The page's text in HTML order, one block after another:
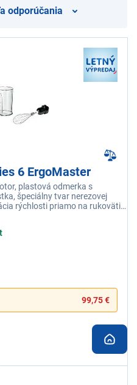
odporúčania
6 ErgoMaster
plastová odmerka s
špeciálny tvar nerezovej
rýchlosti priamo na rukoväti,
99,75 €